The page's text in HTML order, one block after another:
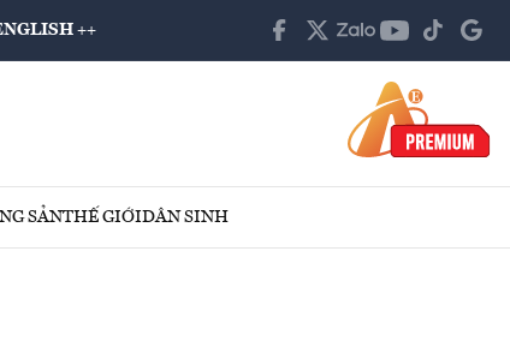
++
SẢNTHẾ GIỚIDÂN SINH